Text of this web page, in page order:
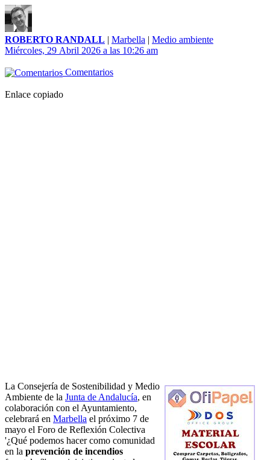
ROBERTO RANDALL | Marbella | Medio ambiente
Miércoles, 29 Abril 2026 a las 10:26 am
Comentarios
Enlace copiado
La Consejería de Sostenibilidad y Medio
Ambiente de la Junta de Andalucía, en
colaboración con el Ayuntamiento,
celebrará en Marbella el próximo 7 de
mayo el Foro de Reflexión Colectiva
'¿Qué podemos hacer como comunidad
en la prevención de incendios